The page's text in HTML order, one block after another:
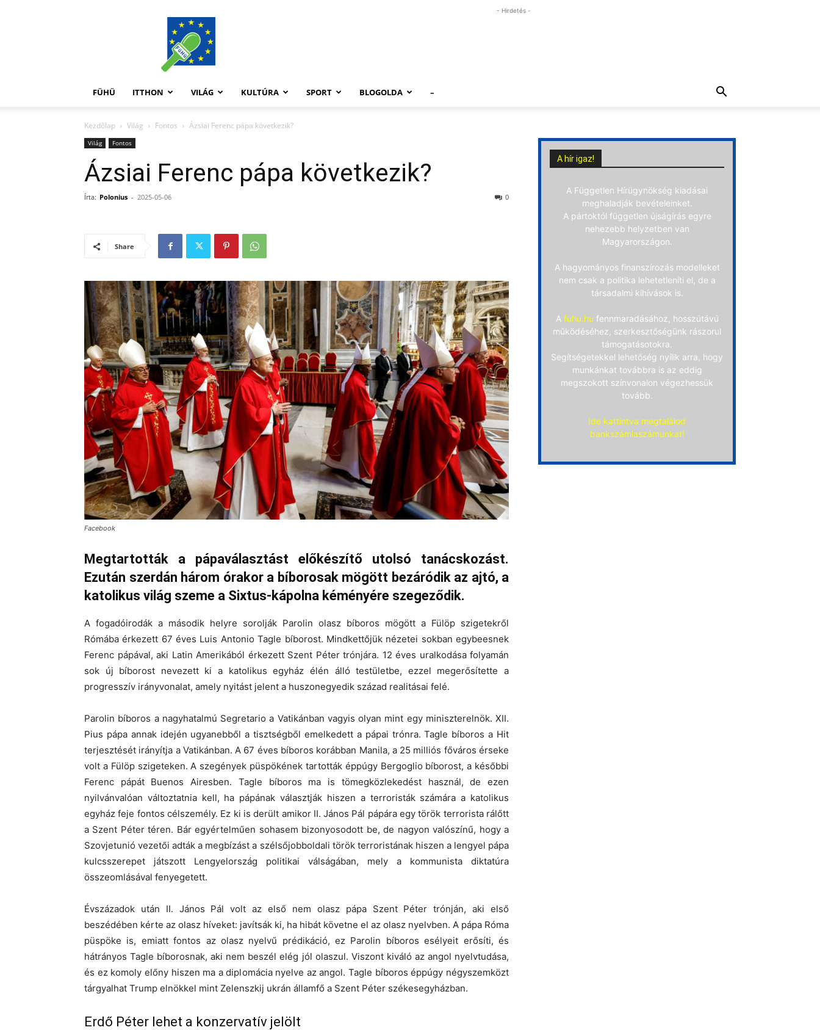
FüHü
- Hirdetés -
FÜHÜ ITTHON VILÁG KULTÚRA SPORT BLOGOLDA –
Kezdőlap Világ Fontos Ázsiai Ferenc pápa következik?
Világ Fontos
Ázsiai Ferenc pápa következik?
Írta: Polonius - 2025-05-06 0
Share
Facebook
Megtartották a pápaválasztást előkészítő utolsó tanácskozást.
Ezután szerdán három órakor a bíborosak mögött bezáródik az ajtó, a
katolikus világ szeme a Sixtus-kápolna kéményére szegeződik.
A fogadóirodák a második helyre sorolják Parolin olasz bíboros mögött a Fülöp szigetekről
Rómába érkezett 67 éves Luis Antonio Tagle bíborost. Mindkettőjük nézetei sokban egybeesnek
Ferenc pápával, aki Latin Amerikából érkezett Szent Péter trónjára. 12 éves uralkodása folyamán
sok új bíborost nevezett ki a katolikus egyház élén álló testületbe, ezzel megerősítette a
progresszív irányvonalat, amely nyitást jelent a huszonegyedik század realitásai felé.
Parolin bíboros a nagyhatalmú Segretario a Vatikánban vagyis olyan mint egy miniszterelnök. XII.
Pius pápa annak idején ugyanebből a tisztségből emelkedett a pápai trónra. Tagle bíboros a Hit
terjesztését irányítja a Vatikánban. A 67 éves bíboros korábban Manila, a 25 milliós főváros érseke
volt a Fülöp szigeteken. A szegények püspökének tartották éppúgy Bergoglio bíborost, a későbbi
Ferenc pápát Buenos Airesben. Tagle bíboros ma is tömegközlekedést használ, de ezen
nyilvánvalóan változtatnia kell, ha pápának választják hiszen a terroristák számára a katolikus
egyház feje fontos célszemély. Ez ki is derült amikor II. János Pál pápára egy török terrorista rálőtt
a Szent Péter téren. Bár egyértelműen sohasem bizonyosodott be, de nagyon valószínű, hogy a
Szovjetunió vezetői adták a megbízást a szélsőjobboldali török terroristának hiszen a lengyel pápa
kulcsszerepet játszott Lengyelország politikai válságában, mely a kommunista diktatúra
összeomlásával fenyegetett.
Évszázadok után II. János Pál volt az első nem olasz pápa Szent Péter trónján, aki első
beszédében kérte az olasz híveket: javítsák ki, ha hibát követne el az olasz nyelvben. A pápa Róma
püspöke is, emiatt fontos az olasz nyelvű prédikáció, ez Parolin bíboros esélyeit erősíti, és
hátrányos Tagle bíborosnak, aki nem beszél elég jól olaszul. Viszont kiváló az angol nyelvtudása,
és ez komoly előny hiszen ma a diplomácia nyelve az angol. Tagle bíboros éppúgy négyszemközt
tárgyalhat Trump elnökkel mint Zelenszkij ukrán államfő a Szent Péter székesegyházban.
Erdő Péter lehet a konzervatív jelölt
A hír igaz!
A Független Hírügynökség kiadásai
meghaladják bevételeinket.
A pártoktól független újságírás egyre
nehezebb helyzetben van
Magyarországon.
A hagyományos finanszírozás modelleket
nem csak a politika lehetetleníti el, de a
társadalmi kihívások is.
A fuhu.hu fennmaradásához, hosszútávú
működéséhez, szerkesztőségünk rászorul
támogatásotokra.
Segítségetekkel lehetőség nyílik arra, hogy
munkánkat továbbra is az eddig
megszokott színvonalon végezhessük
tovább.
Ide kattintva megtalálod
bankszámlaszámunkat!